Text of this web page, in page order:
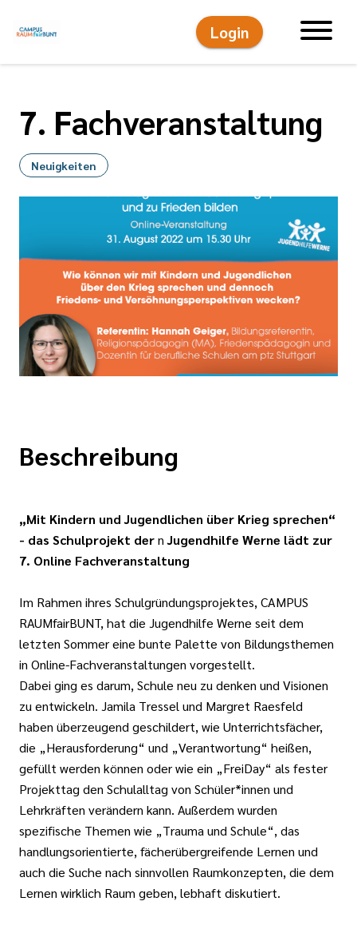
Login
7. Fachveranstaltung
Neuigkeiten
Beschreibung
„Mit Kindern und Jugendlichen über Krieg sprechen“
- das Schulprojekt dernJugendhilfe Werne lädt zur
7. Online Fachveranstaltung
Im Rahmen ihres Schulgründungsprojektes, CAMPUS
RAUMfairBUNT, hat die Jugendhilfe Werne seit dem
letzten Sommer eine bunte Palette von Bildungsthemen
in Online-Fachveranstaltungen vorgestellt.
Dabei ging es darum, Schule neu zu denken und Visionen
zu entwickeln. Jamila Tressel und Margret Raesfeld
haben überzeugend geschildert, wie Unterrichtsfächer,
die „Herausforderung“ und „Verantwortung“ heißen,
gefüllt werden können oder wie ein „FreiDay“ als fester
Projekttag den Schulalltag von Schüler*innen und
Lehrkräften verändern kann. Außerdem wurden
spezifische Themen wie „Trauma und Schule“, das
handlungsorientierte, fächerübergreifende Lernen und
auch die Suche nach sinnvollen Raumkonzepten, die dem
Lernen wirklich Raum geben, lebhaft diskutiert.